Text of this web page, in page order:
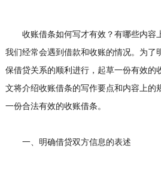
收账借条如何写才有效？有哪些内容
我们经常会遇到借款和收账的情况。为了
保借贷关系的顺利进行，起草一份有效的
文将介绍收账借条的写作要点和内容上的
一份合法有效的收账借条。
一、明确借贷双方信息的表述